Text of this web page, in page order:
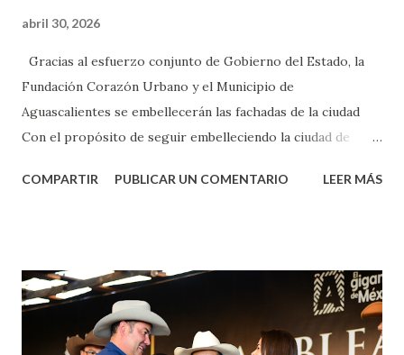
abril 30, 2026
Gracias al esfuerzo conjunto de Gobierno del Estado, la
Fundación Corazón Urbano y el Municipio de
Aguascalientes se embellecerán las fachadas de la ciudad
Con el propósito de seguir embelleciendo la ciudad de
municipal, Leo Montañez dio inicio al programa
Corazón Urbano y el Municipio capital. Leo Montañez
informó que en este programa se usarán cerca de 90 mil
metros cuadrados de pintura, para dar inicio en la calle
COMPARTIR PUBLICAR UN COMENTARIO LEER MÁS